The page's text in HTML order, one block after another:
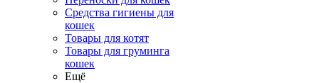
Средства гигиены для
кошек
Товары для котят
Товары для груминга
кошек
Ещё